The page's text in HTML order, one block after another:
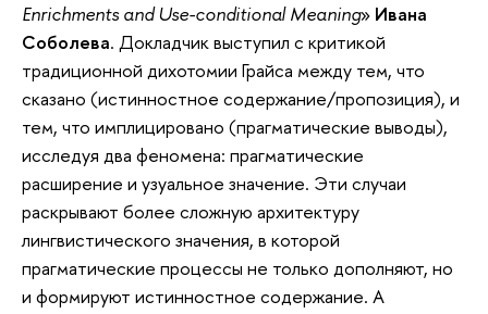
Enrichments and Use-conditional Meaning» Ивана
Соболева. Докладчик выступил с критикой
традиционной дихотомии Грайса между тем, что
сказано (истинностное содержание/пропозиция), и
тем, что имплицировано (прагматические выводы),
исследуя два феномена: прагматические
расширение и узуальное значение. Эти случаи
раскрывают более сложную архитектуру
лингвистического значения, в которой
прагматические процессы не только дополняют, но
и формируют истинностное содержание. А